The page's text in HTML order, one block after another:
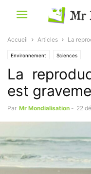
Accueil Articles La
Environnement Sciences
La
est
Par Mr Mondialisation - 22